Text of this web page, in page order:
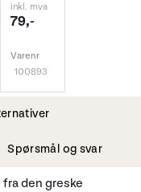
inkl. mva
79,-
Varenr
100893
Spørsmål og svar
den greske